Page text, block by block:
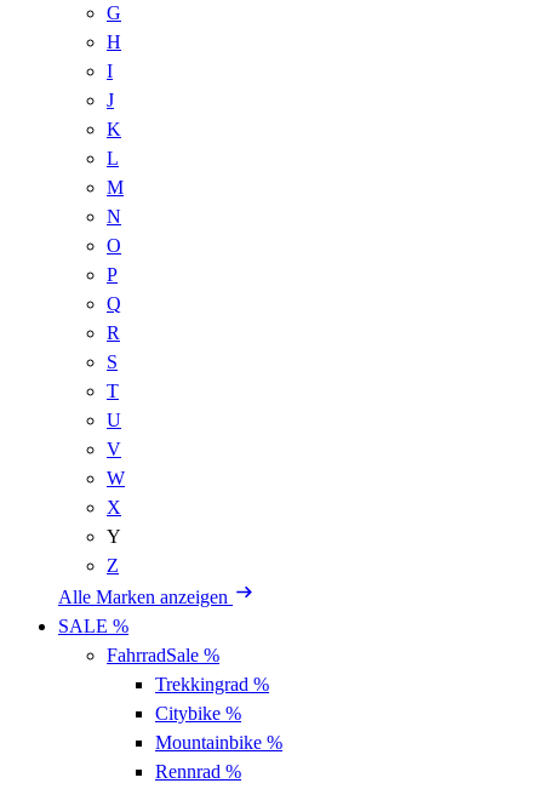
G
H
I
J
K
L
M
N
O
P
Q
R
S
T
U
V
W
X
Y
Z
Alle Marken anzeigen
SALE %
FahrradSale %
Trekkingrad %
Citybike %
Mountainbike %
Rennrad %